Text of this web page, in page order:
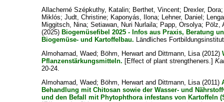
Allacherné Szépkuthy, Katalin; Berthet, Vincent; Drexler, Dora
Miklós;Judt, Christine; Kaponyás, Ilona; Lehner, Daniel ;
Miggitsch, Nina;Setiawan, Nuri Nurlaila; Papp, Orsolya; Pölz,
(2025) Biogemüsefibel 2025 - Infos aus Praxis, Beratung
Biogemüse- und Kartoffelbau. Ländliches
Almohamad, Waed; Böhm, Herwart and Dittmann, Lisa(2012)
Pflanzenstärkungsmitteln. [Effect of plant strengtheners.]
20-24.
Almohamad, Waed; Böhm, Herwart and Dittmann, Lisa(2011)
Behandlung mit Chitosan sowie der Wasser- und
und den Befall mit Phytophthora infestans von Kartoffeln